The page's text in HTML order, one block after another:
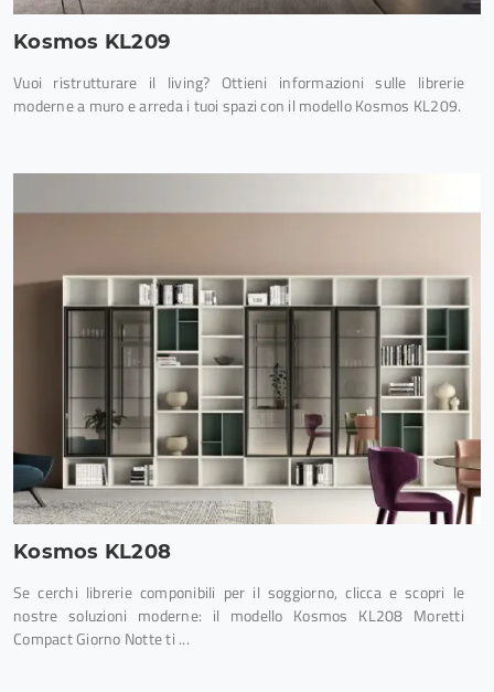
Kosmos KL209
Vuoi ristrutturare il living? Ottieni informazioni sulle librerie
moderne a muro e arreda i tuoi spazi con il modello Kosmos KL209.
Kosmos KL208
Se cerchi librerie componibili per il soggiorno, clicca e scopri le
nostre soluzioni moderne: il modello Kosmos KL208 Moretti
Compact Giorno Notte ti ...